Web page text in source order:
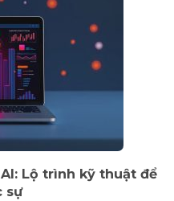
Lộ trình kỹ thuật để
sự